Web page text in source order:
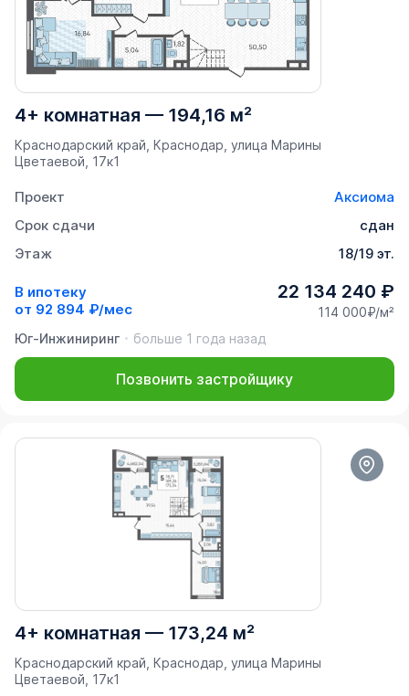
4+ комнатная — 194,16 м²
Краснодарский край, Краснодар, улица Марины
Цветаевой, 17к1
Проект
Аксиома
Срок сдачи
сдан
Этаж
18/19 эт.
В ипотеку
от 92 894 ₽/мес
22 134 240 ₽
114 000₽/м²
Юг-Инжиниринг
больше 1 года назад
Позвонить застройщику
4+ комнатная — 173,24 м²
Краснодарский край, Краснодар, улица Марины
Цветаевой, 17к1